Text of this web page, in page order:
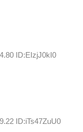
ID:EIzjJ0kI0
ID:iTs47ZuU0